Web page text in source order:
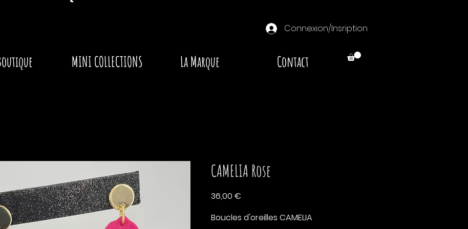
Connexion/Insription
MINI COLLECTIONS La Marque Contact
CAMELIA Rose
36,00 €
Boucles d'oreilles CAMELIA